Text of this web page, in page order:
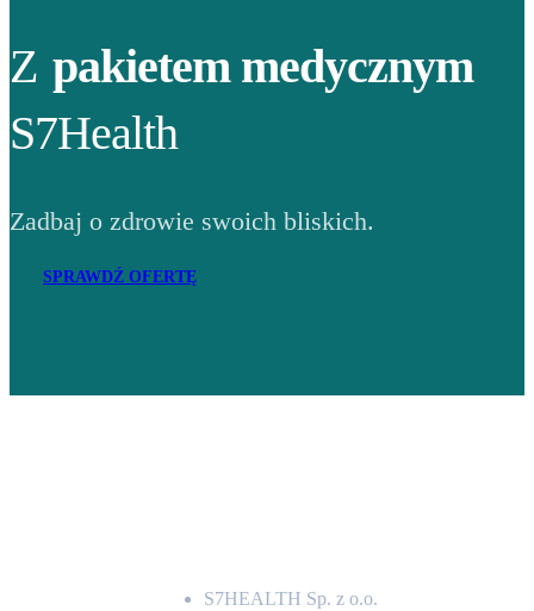
Z pakietem medycznym
S7Health
Zadbaj o zdrowie swoich bliskich.
SPRAWDŹ OFERTĘ
S7HEALTH Sp. z o.o.